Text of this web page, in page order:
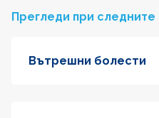
Прегледи при следните
Вътрешни болести